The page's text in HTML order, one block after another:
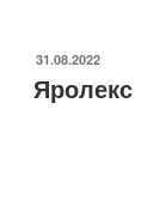
31.08.2022
Яролекс